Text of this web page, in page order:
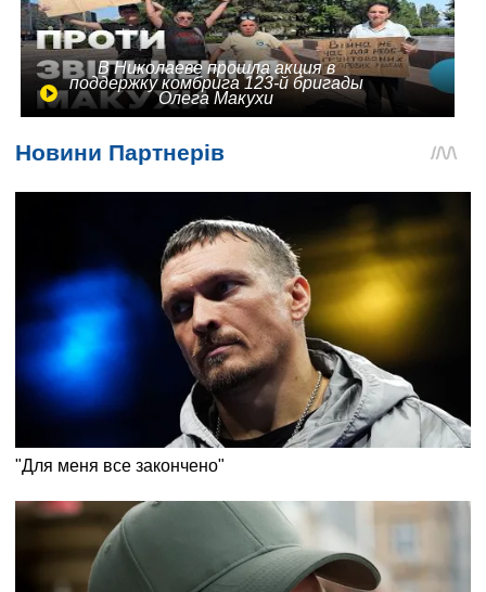
В Николаеве прошла акция в
поддержку комбрига 123-й бригады
Олега Макухи